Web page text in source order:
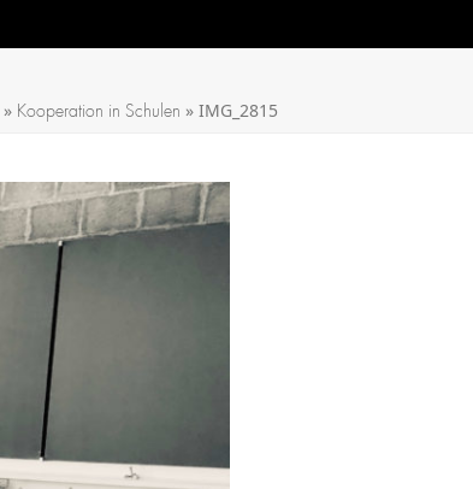
» Kooperation in Schulen » IMG_2815